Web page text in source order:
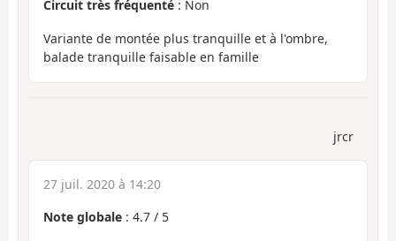
Circuit très fréquenté : Non
Variante de montée plus tranquille et à l'ombre,
balade tranquille faisable en famille
jrcr
27 juil. 2020 à 14:20
Note globale : 4.7 / 5